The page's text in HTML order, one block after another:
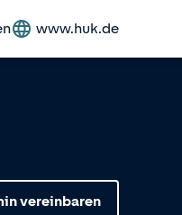
www.huk.de
vereinbaren